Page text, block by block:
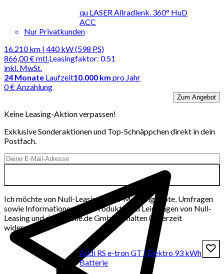
qu LASER Allradlenk. 360° HuD
ACC
Nur Privatkunden
16.210 km | 440 kW (598 PS)
866,00 €mtl.
inkl. MwSt.
Leasingfaktor: 0.51
24 Monate Laufzeit10.000 km pro Jahr
0 € Anzahlung
Zum Angebot
Keine Leasing-Aktion verpassen!
Exklusive Sonderaktionen und Top-Schnäppchen direkt in dein
Postfach.
Ich möchte von Null-Leasing per E-Mail Angebote, Umfragen
sowie Informationen über Produkte und Leistungen von Null-
Leasing und der mobile.de GmbH erhalten (jederzeit
widerrufbar).
Audi RS e-tron GT | Elektro 93 kWh
Batterie